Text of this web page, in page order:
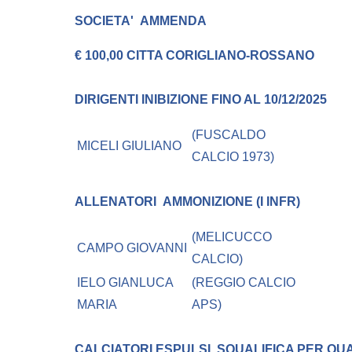
SOCIETA' AMMENDA
€ 100,00 CITTA CORIGLIANO-ROSSANO
DIRIGENTI INIBIZIONE FINO AL 10/12/2025
MICELI GIULIANO
(FUSCALDO
CALCIO 1973)
ALLENATORI AMMONIZIONE (I INFR)
CAMPO GIOVANNI
(MELICUCCO
CALCIO)
IELO GIANLUCA
MARIA
(REGGIO CALCIO
APS)